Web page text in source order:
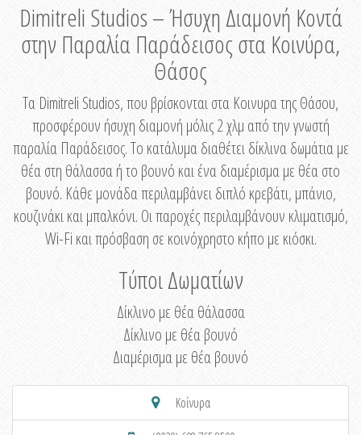
Dimitreli Studios – Ήσυχη Διαμονή Κοντά
στην Παραλία Παράδεισος στα Κοινύρα,
Θάσος
Τα Dimitreli Studios, που βρίσκονται στα Κοινυρα της Θάσου,
προσφέρουν ήσυχη διαμονή μόλις 2 χλμ από την γνωστή
παραλία Παράδεισος. Το κατάλυμα διαθέτει δίκλινα δωμάτια με
θέα στη θάλασσα ή το βουνό και ένα διαμέρισμα με θέα στο
βουνό. Κάθε μονάδα περιλαμβάνει διπλό κρεβάτι, μπάνιο,
κουζινάκι και μπαλκόνι. Οι παροχές περιλαμβάνουν κλιματισμό,
Wi-Fi και πρόσβαση σε κοινόχρηστο κήπο με κιόσκι.
Τύποι Δωματίων
Δίκλινο με θέα θάλασσα
Δίκλινο με θέα βουνό
Διαμέρισμα με θέα βουνό
Κοίνυρα